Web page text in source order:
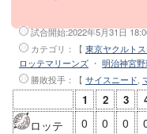
試合開始:2022年5月31日
カテゴリ：【 東京ヤクルト
ロッテマリーンズ ・ 明治神宮
勝敗投手 ：【 サイスニード
1 2 3
ロッテ 0 0 0